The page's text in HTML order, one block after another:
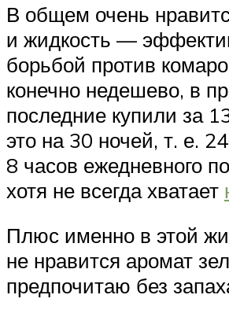
В общем очень
и жидкость —
борьбой против
конечно недешево, в
последние купили за
это на 30 ночей, т. е.
8 часов ежедневного
хотя не всегда хватает
Плюс именно в этой
не нравится аромат
предпочитаю без